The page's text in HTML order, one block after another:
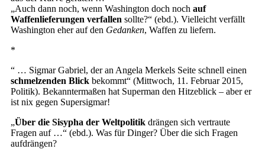
„Auch dann noch, wenn Washington doch noch auf
Waffenlieferungen verfallen sollte?“ (ebd.). Vielleicht verfällt
Washington eher auf den Gedanken, Waffen zu liefern.
*
“ … Sigmar Gabriel, der an Angela Merkels Seite schnell einen
schmelzenden Blick bekommt“ (Mittwoch, 11. Februar 2015,
Politik). Bekanntermaßen hat Superman den Hitzeblick – aber er
ist nix gegen Supersigmar!
„Über die Sisypha der Weltpolitik drängen sich vertraute
Fragen auf …“ (ebd.). Was für Dinger? Über die sich Fragen
aufdrängen?